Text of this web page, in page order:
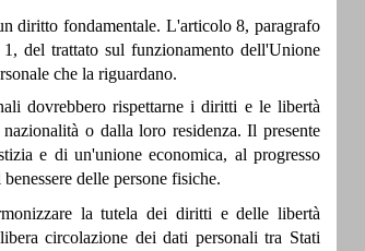
diritto fondamentale. L'articolo 8, paragrafo
del trattato sul funzionamento dell'Unione
che la riguardano.
dovrebbero rispettarne i diritti e le libertà
o dalla loro residenza. Il presente
e di un'unione economica, al progresso
delle persone fisiche.
la tutela dei diritti e delle libertà
circolazione dei dati personali tra Stati